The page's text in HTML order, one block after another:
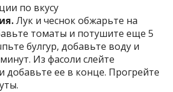
по вкусу
Лук и чеснок обжарьте на
томаты и потушите еще 5
булгур, добавьте воду и
Из фасоли слейте
добавьте ее в конце. Прогрейте